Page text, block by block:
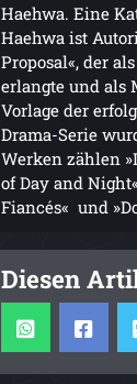
Haehwa. Eine
Haehwa ist
Proposal«, der
erlangte und als
Vorlage der
Drama-Serie
Werken zählen
of Day and
Fiancés« und
Diesen